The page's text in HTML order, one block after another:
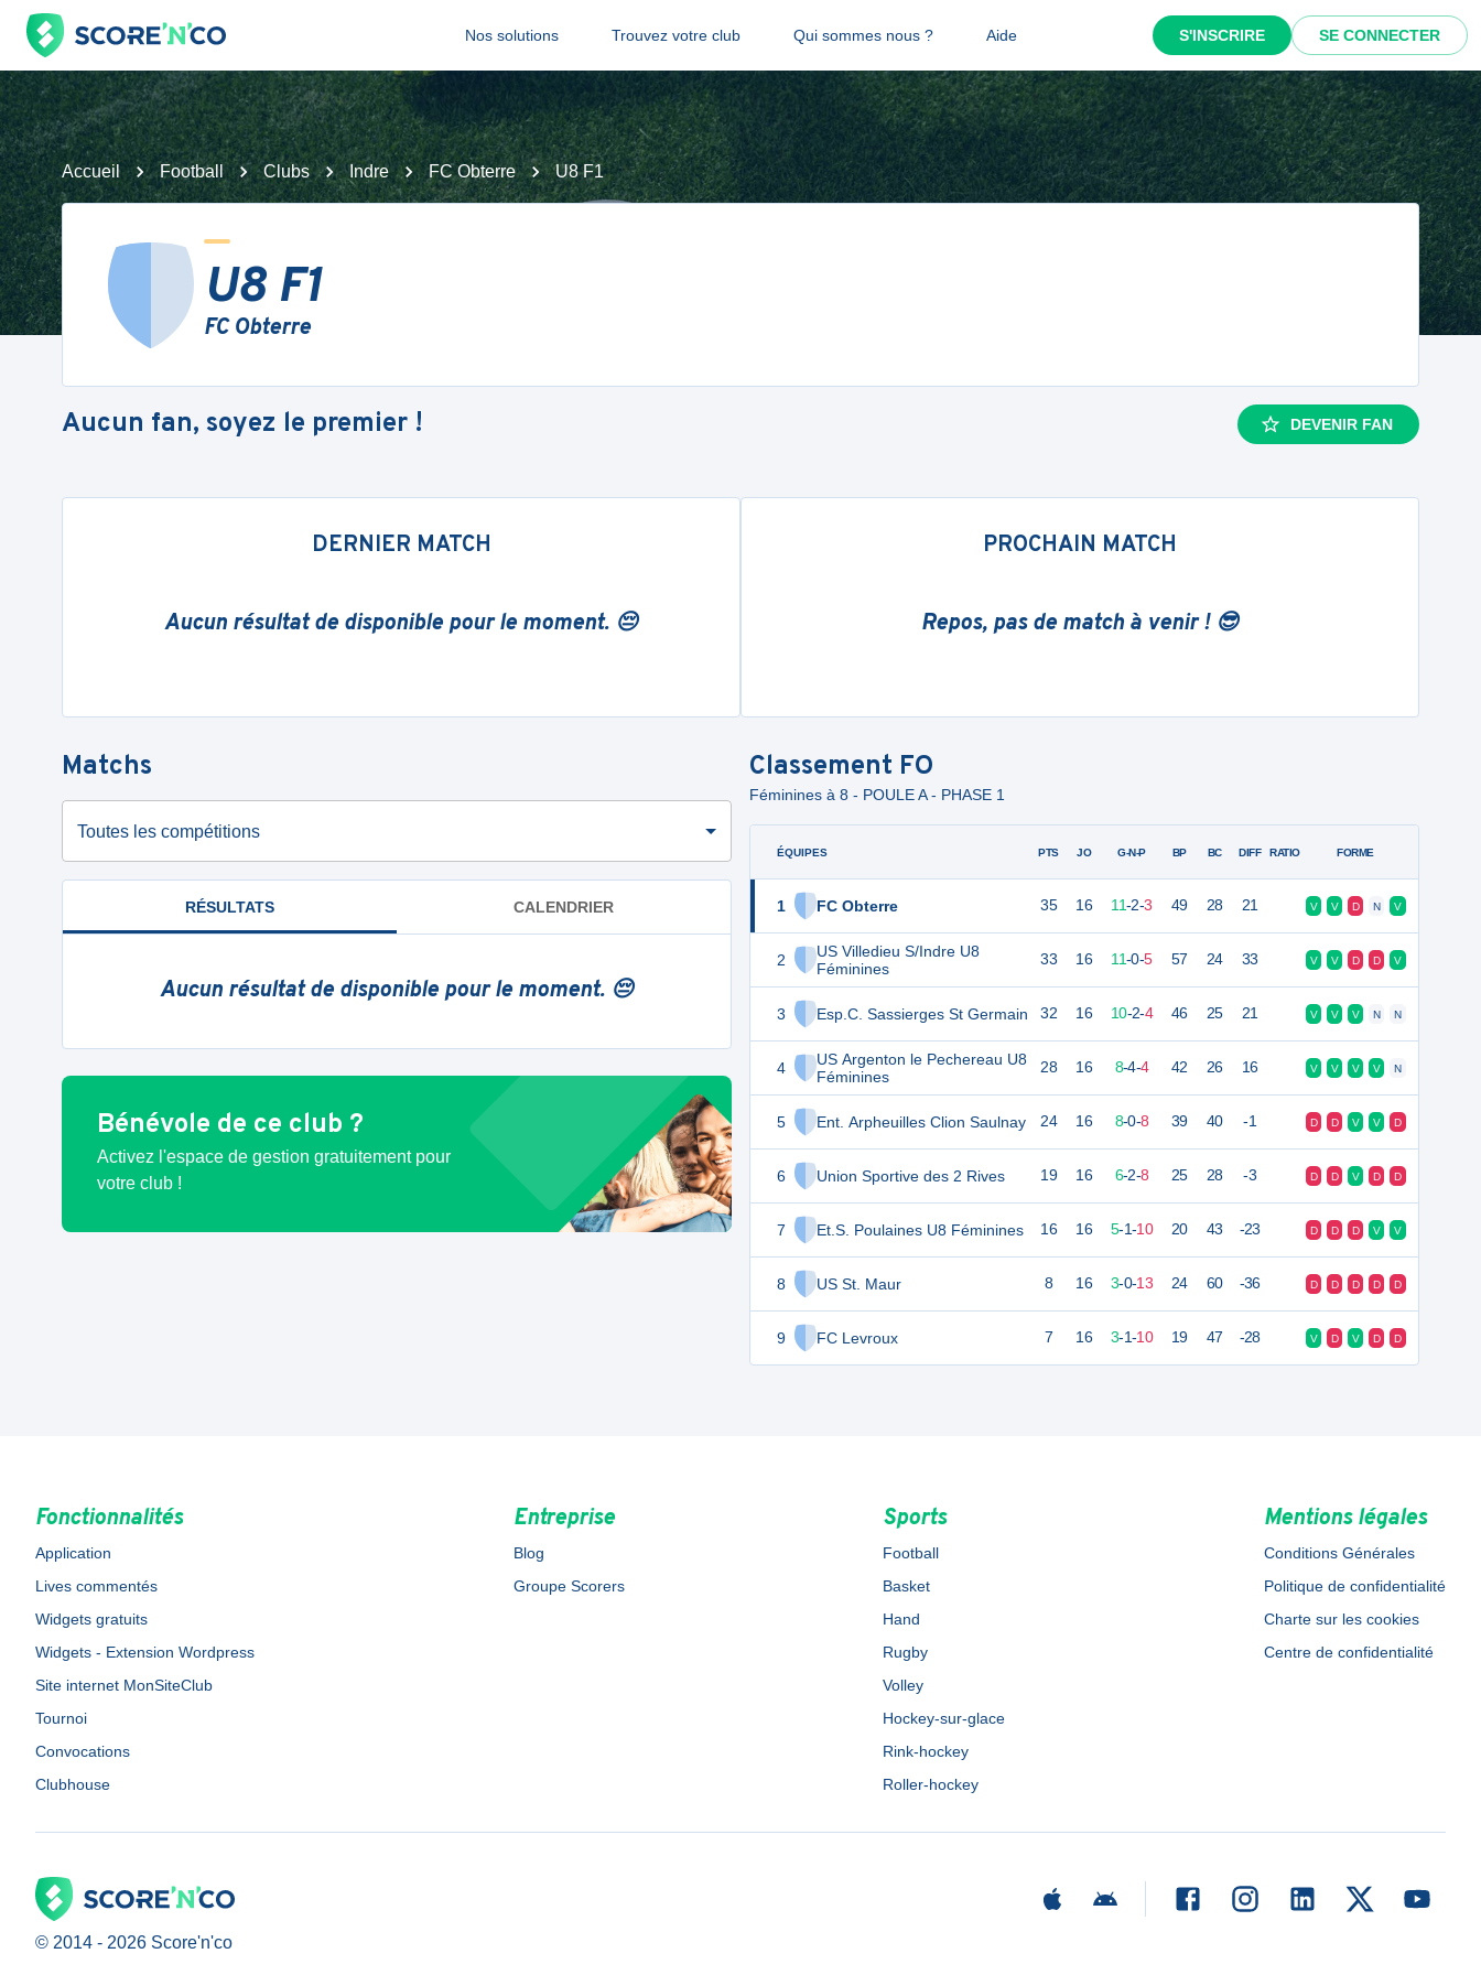
Nos solutions Trouvez votre club Qui sommes nous ? Aide S'INSCRIRE SE CONNECTER
Accueil Football Clubs Indre FC Obterre U8 F1
U8 F1
FC Obterre
Aucun fan, soyez le premier ! DEVENIR FAN
DERNIER MATCH
Aucun résultat de disponible pour le moment. 😔
PROCHAIN MATCH
Repos, pas de match à venir ! 😎
Matchs
Toutes les compétitions
RÉSULTATS CALENDRIER
Aucun résultat de disponible pour le moment. 😔
Bénévole de ce club ?
Activez l'espace de gestion gratuitement pour
votre club !
Classement FO
Féminines à 8 - POULE A - PHASE 1
ÉQUIPES
1 FC Obterre
2
US Villedieu S/Indre U8
Féminines
3 Esp.C. Sassierges St Germain
4
US Argenton le Pechereau U8
Féminines
5 Ent. Arpheuilles Clion Saulnay
6 Union Sportive des 2 Rives
7 Et.S. Poulaines U8 Féminines
8 US St. Maur
9 FC Levroux
PTS JO G-N-P BP BC DIFF RATIO FORME
35 16 11-2-3 49 28 21 V V D N V
33 16 11-0-5 57 24 33 V V D D V
32 16 10-2-4 46 25 21 V V V N N
28 16 8-4-4 42 26 16 V V V V N
24 16 8-0-8 39 40 -1 D D V V D
19 16 6-2-8 25 28 -3 D D V D D
16 16 5-1-10 20 43 -23 D D D V V
8 16 3-0-13 24 60 -36 D D D D D
7 16 3-1-10 19 47 -28 V D V D D
Fonctionnalités
Application
Lives commentés
Widgets gratuits
Widgets - Extension Wordpress
Site internet MonSiteClub
Tournoi
Convocations
Clubhouse
Entreprise
Blog
Groupe Scorers
Sports
Football
Basket
Hand
Rugby
Volley
Hockey-sur-glace
Rink-hockey
Roller-hockey
Mentions légales
Conditions Générales
Politique de confidentialité
Charte sur les cookies
Centre de confidentialité
© 2014 - 2026 Score'n'co